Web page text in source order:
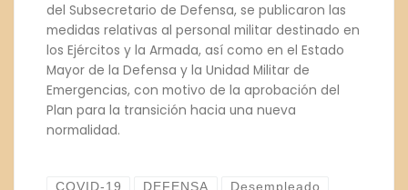
del Subsecretario de Defensa, se publicaron las
medidas relativas al personal militar destinado en
los Ejércitos y la Armada, así como en el Estado
Mayor de la Defensa y la Unidad Militar de
Emergencias, con motivo de la aprobación del
Plan para la transición hacia una nueva
normalidad.
COVID-19 DEFENSA Desempleado